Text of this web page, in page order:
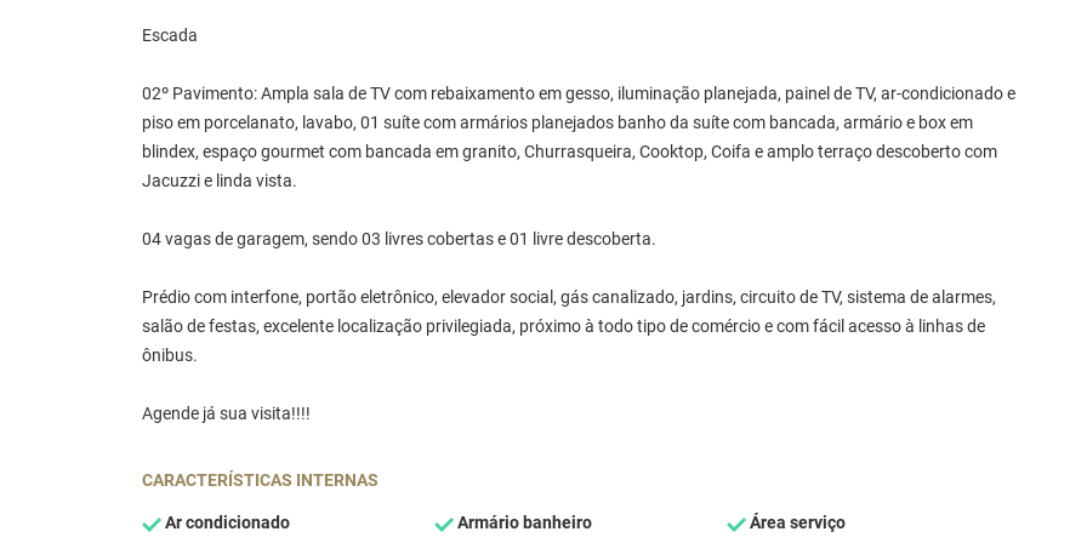
Escada
02º Pavimento: Ampla sala de TV com rebaixamento em gesso, iluminação planejada, painel de TV, ar-condicionado e
piso em porcelanato, lavabo, 01 suíte com armários planejados banho da suíte com bancada, armário e box em
blindex, espaço gourmet com bancada em granito, Churrasqueira, Cooktop, Coifa e amplo terraço descoberto com
Jacuzzi e linda vista.
04 vagas de garagem, sendo 03 livres cobertas e 01 livre descoberta.
Prédio com interfone, portão eletrônico, elevador social, gás canalizado, jardins, circuito de TV, sistema de alarmes,
salão de festas, excelente localização privilegiada, próximo à todo tipo de comércio e com fácil acesso à linhas de
ônibus.
Agende já sua visita!!!!
CARACTERÍSTICAS INTERNAS
Ar condicionado Armário banheiro Área serviço